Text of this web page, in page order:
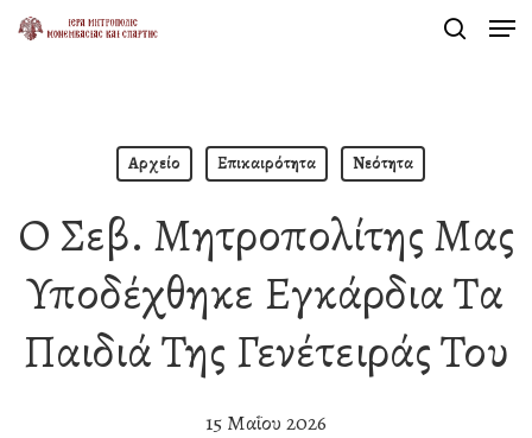
Skip
Αρχείο Επικαιρότητα Νεότητα
Ο Σεβ. Μητροπολίτης Μας
Υποδέχθηκε Εγκάρδια Τα
Παιδιά Της Γενέτειράς Του
15 Μαΐου 2026